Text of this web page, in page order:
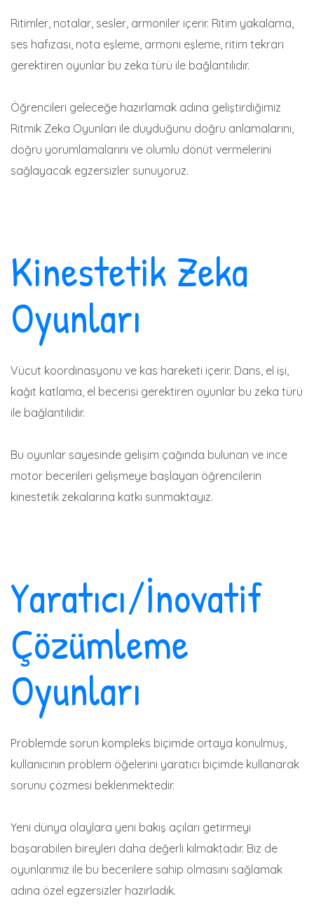
Ritimler, notalar, sesler, armoniler içerir. Ritim yakalama,
ses hafızası, nota eşleme, armoni eşleme, ritim tekrarı
gerektiren oyunlar bu zeka türü ile bağlantılıdır.
Öğrencileri geleceğe hazırlamak adına geliştirdiğimiz
Ritmik Zeka Oyunları ile duyduğunu doğru anlamalarını,
doğru yorumlamalarını ve olumlu dönüt vermelerini
sağlayacak egzersizler sunuyoruz.
Kinestetik Zeka
Oyunları
Vücut koordinasyonu ve kas hareketi içerir. Dans, el işi,
kağıt katlama, el becerisi gerektiren oyunlar bu zeka türü
ile bağlantılıdır.
Bu oyunlar sayesinde gelişim çağında bulunan ve ince
motor becerileri gelişmeye başlayan öğrencilerin
kinestetik zekalarına katkı sunmaktayız.
Yaratıcı/İnovatif
Çözümleme
Oyunları
Problemde sorun kompleks biçimde ortaya konulmuş,
kullanıcının problem öğelerini yaratıcı biçimde kullanarak
sorunu çözmesi beklenmektedir.
Yeni dünya olaylara yeni bakış açıları getirmeyi
başarabilen bireyleri daha değerli kılmaktadır. Biz de
oyunlarımız ile bu becerilere sahip olmasını sağlamak
adına özel egzersizler hazırladık.